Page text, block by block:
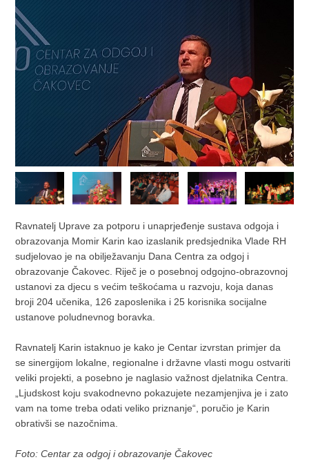
Ravnatelj Uprave za potporu i unaprjeđenje sustava odgoja i
obrazovanja Momir Karin kao izaslanik predsjednika Vlade RH
sudjelovao je na obilježavanju Dana Centra za odgoj i
obrazovanje Čakovec. Riječ je o posebnoj odgojno-obrazovnoj
ustanovi za djecu s većim teškoćama u razvoju, koja danas
broji 204 učenika, 126 zaposlenika i 25 korisnika socijalne
ustanove poludnevnog boravka.
Ravnatelj Karin istaknuo je kako je Centar izvrstan primjer da
se sinergijom lokalne, regionalne i državne vlasti mogu ostvariti
veliki projekti, a posebno je naglasio važnost djelatnika Centra.
„Ljudskost koju svakodnevno pokazujete nezamjenjiva je i zato
vam na tome treba odati veliko priznanje“, poručio je Karin
obrativši se nazočnima.
Foto: Centar za odgoj i obrazovanje Čakovec